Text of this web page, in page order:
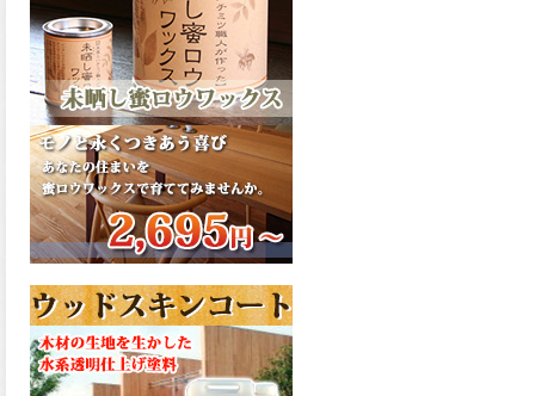
さを追求したウレタン樹脂エ
ナメル、低汚染形ファインウ
レタンU100が新しく販売開始
致しました。ご購入はこちら
から。
2026.03.05
ファインウレタンの使いやす
さで、弾性形。塗料用シンナ
ーで希釈できる、使いやすさ
を追求したウレタン樹脂エナ
メル、弾性ファインウレタン
した。ご購入はこちらから。
2026.03.04
長年ご愛顧いただいている
「ラッカー塗料」に抗ウイル